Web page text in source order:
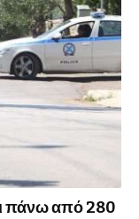
πάνω από 280